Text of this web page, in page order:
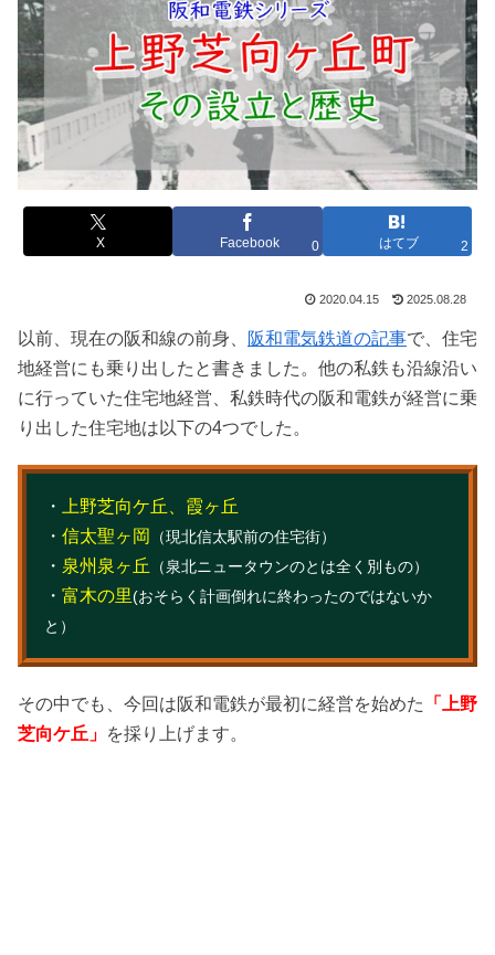
X Facebook 0 はてブ 2
2020.04.15 2025.08.28
以前、現在の阪和線の前身、 阪和電気鉄道の記事で、住宅
地経営にも乗り出したと書きました。他の私鉄も沿線沿い
に行っていた住宅地経営、私鉄時代の阪和電鉄が経営に乗
り出した住宅地は以下の4つでした。
・
上野芝向ケ丘、霞ヶ丘
・ 信太聖ヶ岡 （現北信太駅前の住宅街）
・ 泉州泉ヶ丘 （泉北ニュータウンのとは全く別もの）
・ 富木の里(おそらく計画倒れに終わったのではないか
と）
その中でも、今回は阪和電鉄が最初に経営を始めた
「上野
芝向ケ丘」 を採り上げます。